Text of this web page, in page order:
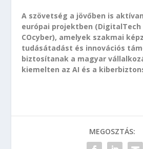
A szövetség a jövőben is
európai projektben (DigitalTech
COcyber), amelyek szakmai
tudásátadást és innovációs
biztosítanak a magyar
kiemelten az AI és a
MEGOSZTÁS: